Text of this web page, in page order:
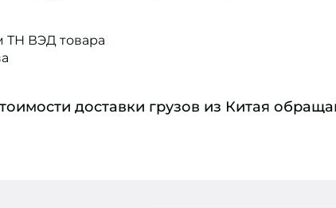
ТН ВЭД товара
доставки грузов из Китая